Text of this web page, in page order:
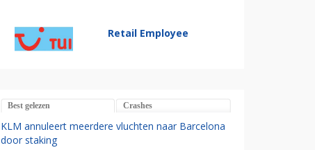
Retail Employee
Best gelezen Crashes
KLM annuleert meerdere vluchten naar Barcelona
door staking